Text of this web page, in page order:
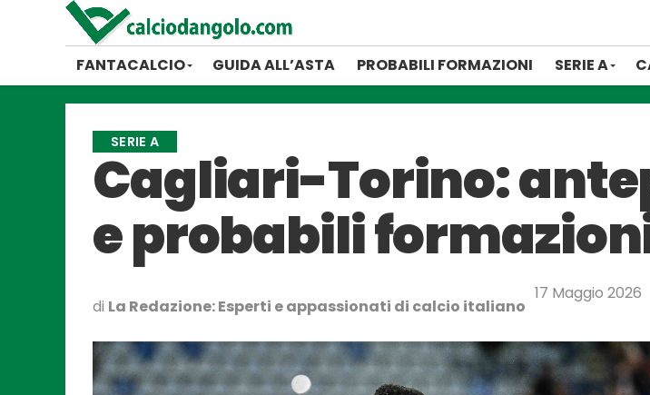
FANTACALCIO GUIDA ALL’ASTA PROBABILI FORMAZIONI SERIE A
SERIE A
Cagliari-Torino:
e probabili
di La Redazione: Esperti e appassionati di calcio italiano
17 Maggio 2026